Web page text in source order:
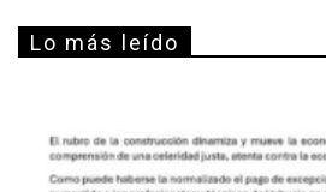
Lo más leído